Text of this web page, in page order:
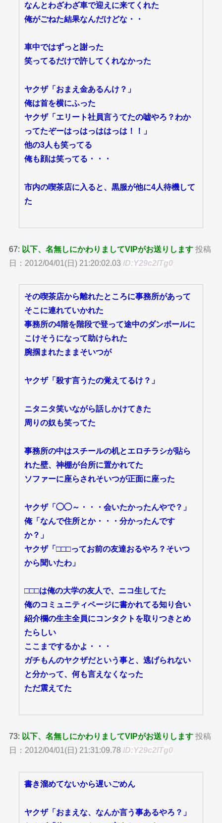
なんとわざわざ車で迎えに来てくれた
俺がごねた結果なんだけどな・・
車中ではずっと謝った
笑ってるだけで許してくれなかった
ヤクザ「おまえ金あるんけ？」
俺は首を横にふった
ヤクザ「エリート社員言うてたの嘘やろ？わか
ってたぞーはっはっははっは！！」
他の3人も笑ってる
俺も顔は笑ってる・・・
市内の喫茶店に入ると、黒服が他に4人待機して
た
67: 以下、名無しにかわりましてVIPがお送りします 投稿
日：2012/04/01(日) 21:20:02.03 ID:Y29c2lTg0
その喫茶店から離れたところに事務所があって
そこに連れていかれた
事務所の4階を階段で登って途中のダンボールに
こけそうになって助けられた
腕掴まれたままそいつが
ヤクザ「殺す言うたの覚えてるけ？」
ニタニタ笑いながら話しかけてきた
周りの奴も笑ってた
事務所の中はスチールの机とエロチラシが貼ら
れた壁、神棚が台所に置かれてた
ソファーに座らされそいつが正面に座った
ヤクザ「◯◯～・・・会いたかったんやで？」
俺「なんで住所とか・・・分かったんです
か？」
ヤクザ「□□□ってお前の友達おるやろ？そいつ
から聞いたわ」
□□□は俺の大学の友人で、ニコ生してた
俺のコミュニティページに書かれてる知り合い
紹介欄の生主全員にコンタクトを取りつきとめ
たらしい
ここまでするかよ・・・
ガチもんのヤクザだという事と、逃げられない
と分かって、何も言えなくなった
ただ震えてた
73: 以下、名無しにかわりましてVIPがお送りします 投稿
日：2012/04/01(日) 21:31:09.78 ID:Y29c2lTg0
書き溜めてないから遅いごめん
ヤクザ「おまえな、なんか言う事あるやろ？」